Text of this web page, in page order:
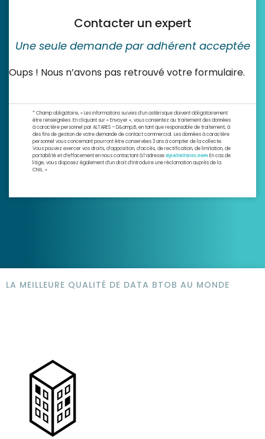
Contacter un expert
Une seule demande par adhérent acceptée
Oups ! Nous n’avons pas retrouvé votre formulaire.
* Champ obligatoire, « Les informations suivies d’un astérisque doivent obligatoirement
être renseignées. En cliquant sur « Envoyer », vous consentez au traitement des données
à caractère personnel par ALTARES – D&amp;B, en tant que responsable de traitement, à
des fins de gestion de votre demande de contact commercial. Les données à caractère
personnel vous concernant pourront être conservées 3 ans à compter de la collecte.
Vous pouvez exercer vos droits, d’opposition, d’accès, de rectification, de limitation, de
portabilité et d’effacement en nous contactant à l’adresse dpo@altares.com En cas de
litige, vous disposez également d’un droit d’introduire une réclamation auprès de la
CNIL. »
LA MEILLEURE QUALITÉ DE DATA BTOB AU MONDE